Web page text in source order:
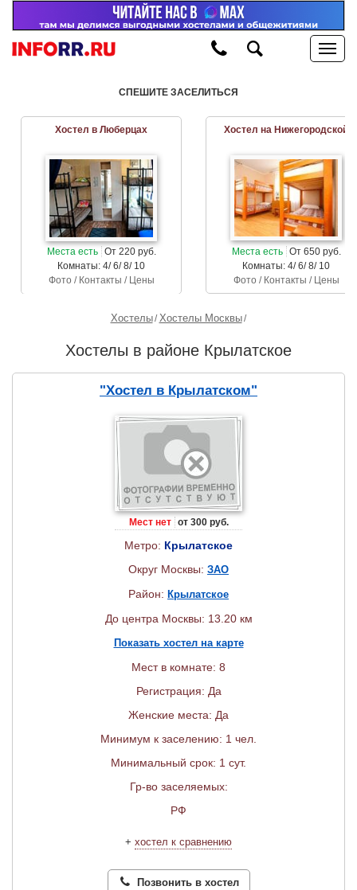
СПЕШИТЕ ЗАСЕЛИТЬСЯ
Хостел в Люберцах
Места есть От 220 руб.
Комнаты: 4/ 6/ 8/ 10
Фото / Контакты / Цены
Хостел на Нижегородской
Места есть От 650 руб.
Комнаты: 4/ 6/ 8/ 10
Фото / Контакты / Цены
Хостелы Хостелы Москвы
Хостелы в районе Крылатское
"Хостел в Крылатском"
Мест нет от 300 руб.
Метро: Крылатское
Округ Москвы: ЗАО
Район: Крылатское
До центра Москвы: 13.20 км
Показать хостел на карте
Мест в комнате: 8
Регистрация: Да
Женские места: Да
Минимум к заселению: 1 чел.
Минимальный срок: 1 сут.
Гр-во заселяемых:
РФ
+ хостел к сравнению
Позвонить в хостел